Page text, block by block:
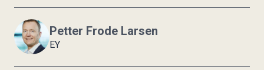
Petter Frode Larsen
EY